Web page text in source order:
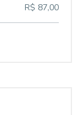
R$ 87,00